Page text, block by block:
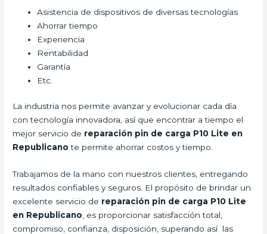
Asistencia de dispositivos de diversas tecnologías
Ahorrar tiempo
Experiencia
Rentabilidad
Garantía
Etc.
La industria nos permite avanzar y evolucionar cada día
con tecnología innovadora, así que encontrar a tiempo el
mejor servicio de reparación pin de carga P10 Lite en
Republicano te permite ahorrar costos y tiempo.
Trabajamos de la mano con nuestros clientes, entregando
resultados confiables y seguros. El propósito de brindar un
excelente servicio de reparación pin de carga P10 Lite
en Republicano , es proporcionar satisfacción total,
compromiso, confianza, disposición, superando así las